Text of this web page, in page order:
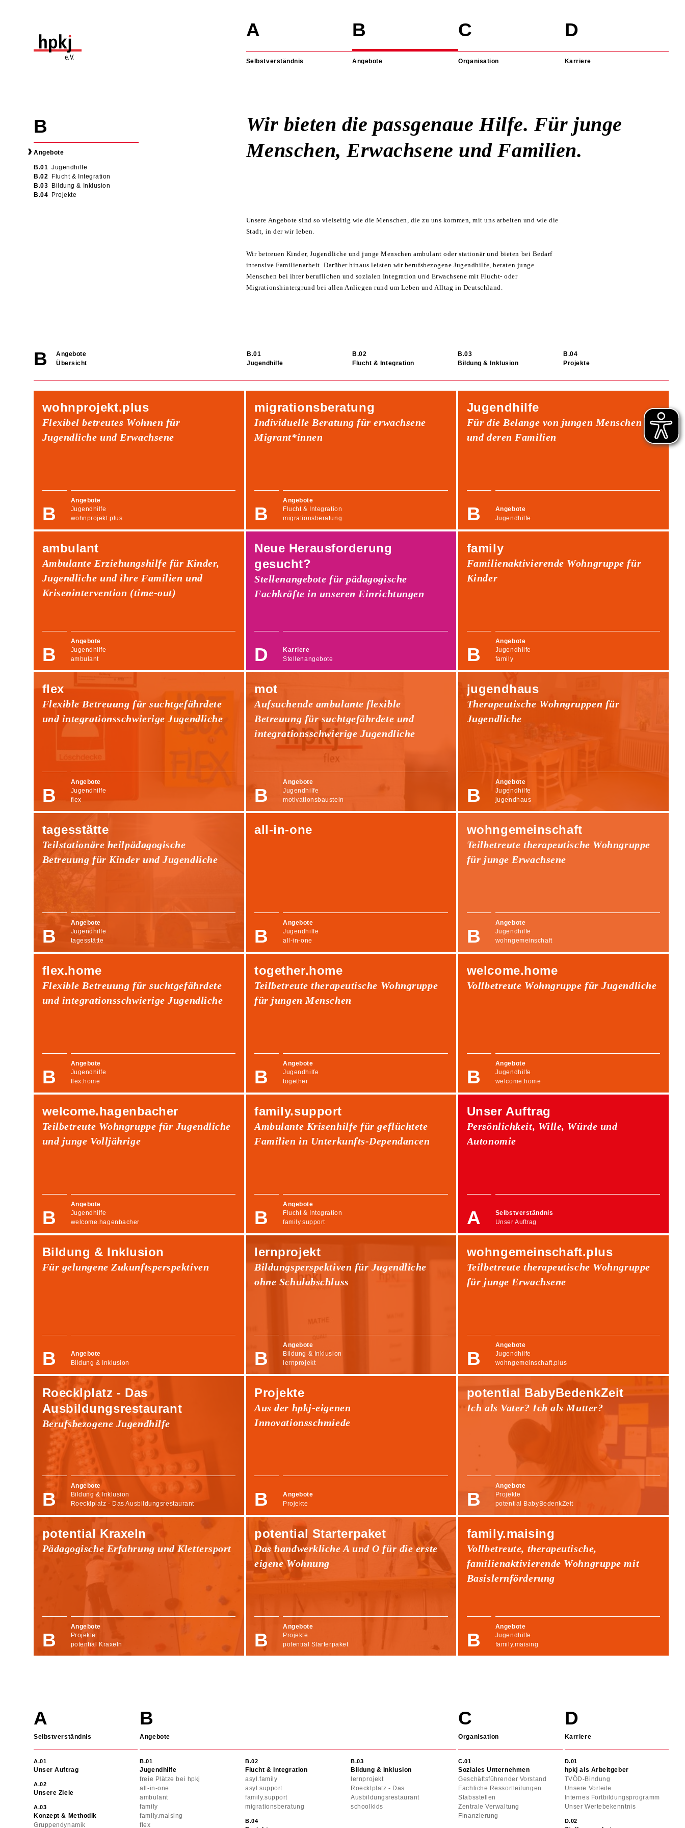
überspringen
Selbstverständnis Angebote Organisation Karriere
überspringen
Angebote
Jugendhilfe
Flucht & Integration
Bildung & Inklusion
Projekte
Wir bieten die passgenaue Hilfe. Für junge
Menschen, Erwachsene und Familien.
Unsere Angebote sind so vielseitig wie die Menschen, die zu uns kommen, mit uns arbeiten und wie die
Stadt, in der wir leben.
Wir betreuen Kinder, Jugendliche und junge Menschen ambulant oder stationär und bieten bei Bedarf
intensive Familienarbeit. Darüber hinaus leisten wir berufsbezogene Jugendhilfe, beraten junge
Menschen bei ihrer beruflichen und sozialen Integration und Erwachsene mit Flucht- oder
Migrationshintergrund bei allen Anliegen rund um Leben und Alltag in Deutschland.
überspringenAngebote
Jugendhilfe
Flucht & Integration Bildung & Inklusion Projekte
wohnprojekt.plus
Flexibel betreutes Wohnen für
Jugendliche und Erwachsene
Angebote
Jugendhilfe
wohnprojekt.plus
migrationsberatung
Individuelle Beratung für erwachsene
Migrant*innen
Angebote
Flucht & Integration
migrationsberatung
Jugendhilfe
Für die Belange von jungen Menschen
und deren Familien
Angebote
Jugendhilfe
ambulant
Ambulante Erziehungshilfe für Kinder,
Jugendliche und ihre Familien und
Krisenintervention (time-out)
Angebote
Jugendhilfe
ambulant
Neue Herausforderung
gesucht?
Stellenangebote für pädagogische
Fachkräfte in unseren Einrichtungen
Karriere
Stellenangebote
family
Familienaktivierende Wohngruppe für
Kinder
Angebote
Jugendhilfe
family
flex
Flexible Betreuung für suchtgefährdete
und integrationsschwierige Jugendliche
Angebote
Jugendhilfe
flex
mot
Aufsuchende ambulante flexible
Betreuung für suchtgefährdete und
integrationsschwierige Jugendliche
Angebote
Jugendhilfe
motivationsbaustein
jugendhaus
Therapeutische Wohngruppen für
Jugendliche
Angebote
Jugendhilfe
jugendhaus
tagesstätte
Teilstationäre heilpädagogische
Betreuung für Kinder und Jugendliche
Angebote
Jugendhilfe
tagesstätte
all-in-one
Angebote
Jugendhilfe
all-in-one
wohngemeinschaft
Teilbetreute therapeutische Wohngruppe
für junge Erwachsene
Angebote
Jugendhilfe
wohngemeinschaft
flex.home
Flexible Betreuung für suchtgefährdete
und integrationsschwierige Jugendliche
Angebote
Jugendhilfe
flex.home
together.home
Teilbetreute therapeutische Wohngruppe
für jungen Menschen
Angebote
Jugendhilfe
together
welcome.home
Vollbetreute Wohngruppe für Jugendliche
Angebote
Jugendhilfe
welcome.home
welcome.hagenbacher
Teilbetreute Wohngruppe für Jugendliche
und junge Volljährige
Angebote
Jugendhilfe
welcome.hagenbacher
family.support
Ambulante Krisenhilfe für geflüchtete
Familien in Unterkunfts-Dependancen
Angebote
Flucht & Integration
family.support
Unser Auftrag
Persönlichkeit, Wille, Würde und
Autonomie
Selbstverständnis
Unser Auftrag
Bildung & Inklusion
Für gelungene Zukunftsperspektiven
Angebote
Bildung & Inklusion
lernprojekt
Bildungsperspektiven für Jugendliche
ohne Schulabschluss
Angebote
Bildung & Inklusion
lernprojekt
wohngemeinschaft.plus
Teilbetreute therapeutische Wohngruppe
für junge Erwachsene
Angebote
Jugendhilfe
wohngemeinschaft.plus
Roecklplatz - Das
Ausbildungsrestaurant
Berufsbezogene Jugendhilfe
Angebote
Bildung & Inklusion
Roecklplatz - Das Ausbildungsrestaurant
Projekte
Aus der hpkj-eigenen
Innovationsschmiede
Angebote
Projekte
potential BabyBedenkZeit
Ich als Vater? Ich als Mutter?
Angebote
Projekte
potential BabyBedenkZeit
potential Kraxeln
Pädagogische Erfahrung und Klettersport
Angebote
Projekte
potential Kraxeln
potential Starterpaket
Das handwerkliche A und O für die erste
eigene Wohnung
Angebote
Projekte
potential Starterpaket
family.maising
Vollbetreute, therapeutische,
familienaktivierende Wohngruppe mit
Basislernförderung
Angebote
Jugendhilfe
family.maising
überspringen
Selbstverständnis
Unser Auftrag
Unsere Ziele
Konzept & Methodik
Gruppendynamik
Angebote
Jugendhilfe
freie Plätze bei hpkj
all-in-one
ambulant
family
family.maising
flex
Flucht & Integration
asyl.family
asyl.support
family.support
migrationsberatung
Bildung & Inklusion
lernprojekt
Roecklplatz - Das
Ausbildungsrestaurant
schoolkids
Organisation
Soziales Unternehmen
Geschäftsführender Vorstand
Fachliche Ressortleitungen
Stabsstellen
Zentrale Verwaltung
Finanzierung
Karriere
hpkj als Arbeitgeber
TVÖD-Bindung
Unsere Vorteile
Internes Fortbildungsprogramm
Unser Wertebekenntnis